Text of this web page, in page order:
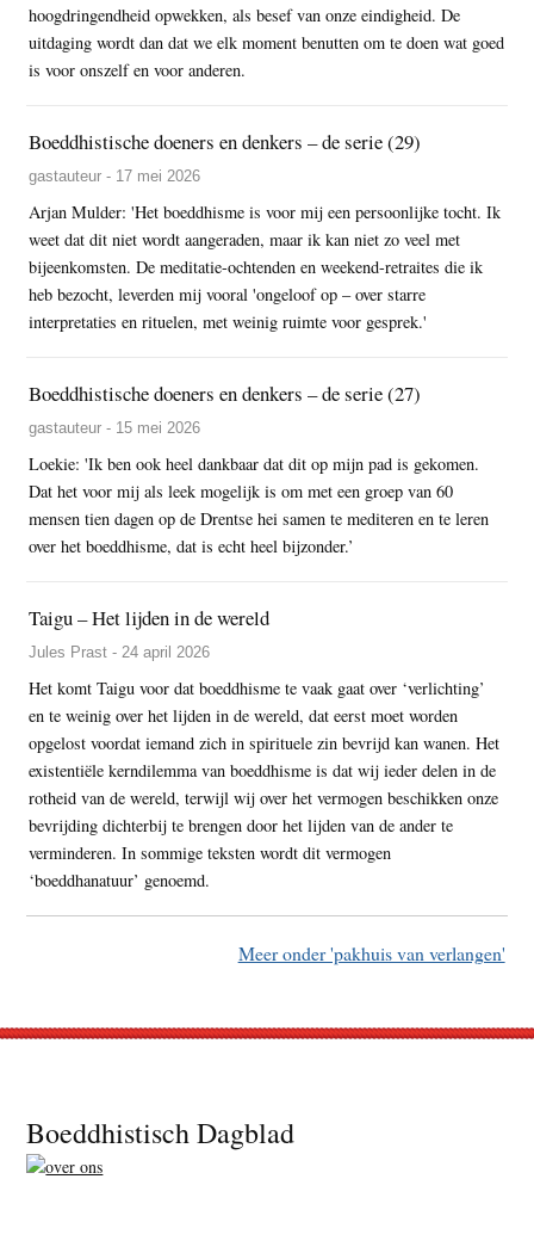
hoogdringendheid opwekken, als besef van onze eindigheid. De
uitdaging wordt dan dat we elk moment benutten om te doen wat goed
is voor onszelf en voor anderen.
Boeddhistische doeners en denkers – de serie (29)
gastauteur - 17 mei 2026
Arjan Mulder: 'Het boeddhisme is voor mij een persoonlijke tocht. Ik
weet dat dit niet wordt aangeraden, maar ik kan niet zo veel met
bijeenkomsten. De meditatie-ochtenden en weekend-retraites die ik
heb bezocht, leverden mij vooral 'ongeloof op – over starre
interpretaties en rituelen, met weinig ruimte voor gesprek.'
Boeddhistische doeners en denkers – de serie (27)
gastauteur - 15 mei 2026
Loekie: 'Ik ben ook heel dankbaar dat dit op mijn pad is gekomen.
Dat het voor mij als leek mogelijk is om met een groep van 60
mensen tien dagen op de Drentse hei samen te mediteren en te leren
over het boeddhisme, dat is echt heel bijzonder.’
Taigu – Het lijden in de wereld
Jules Prast - 24 april 2026
Het komt Taigu voor dat boeddhisme te vaak gaat over ‘verlichting’
en te weinig over het lijden in de wereld, dat eerst moet worden
opgelost voordat iemand zich in spirituele zin bevrijd kan wanen. Het
existentiële kerndilemma van boeddhisme is dat wij ieder delen in de
rotheid van de wereld, terwijl wij over het vermogen beschikken onze
bevrijding dichterbij te brengen door het lijden van de ander te
verminderen. In sommige teksten wordt dit vermogen
‘boeddhanatuur’ genoemd.
Meer onder 'pakhuis van verlangen'
Footer
Boeddhistisch Dagblad